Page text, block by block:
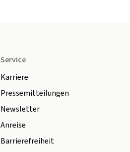
Service
Karriere
Pressemitteilungen
Newsletter
Anreise
Barrierefreiheit